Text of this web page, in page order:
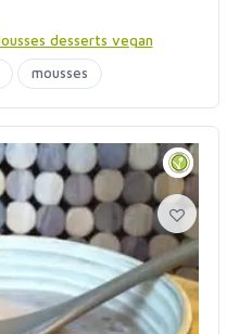
desserts vegan
mousses